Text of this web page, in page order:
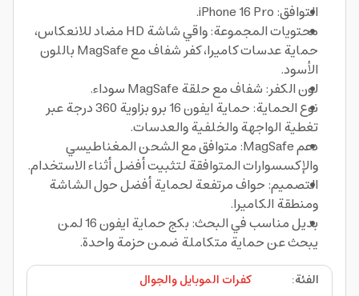
التوافق: iPhone 16 Pro.
محتويات المجموعة: واقي شاشة HD مضاد للانعكاس،
حماية عدسات كاميرا، كفر شفاف مع MagSafe باللون
الأسود.
لون الكفر: شفاف مع حلقة MagSafe سوداء.
نوع الحماية: حماية ايفون 16 برو بزاوية 360 درجة عبر
تغطية الواجهة والخلفية والعدسات.
دعم MagSafe: متوافق مع الشحن المغناطيسي
والإكسسوارات المتوافقة لتثبيت أفضل أثناء الاستخدام.
التصميم: حواف مرتفعة لحماية أفضل حول الشاشة
ومنطقة الكاميرا.
بديل مناسب في البحث: بكج حماية ايفون 16 لمن
يبحث عن حماية متكاملة ضمن حزمة واحدة.
الفئة:
كفرات الموبايل والجوال